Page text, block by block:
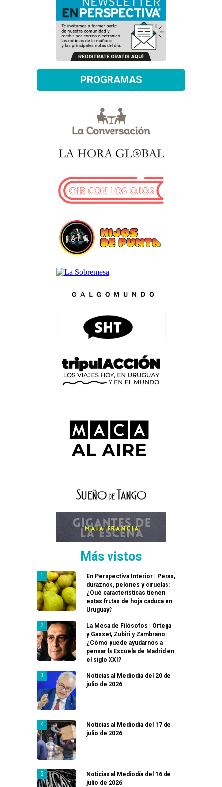
PROGRAMAS
Más vistos
En Perspectiva Interior | Peras,
duraznos, pelones y ciruelas:
¿Qué características tienen
estas frutas de hoja caduca en
Uruguay?
La Mesa de Filósofos | Ortega
y Gasset, Zubiri y Zambrano:
¿Cómo puede ayudarnos a
pensar la Escuela de Madrid en
el siglo XXI?
Noticias al Mediodía del 20 de
julio de 2026
Noticias al Mediodía del 17 de
julio de 2026
Noticias al Mediodía del 16 de
julio de 2026